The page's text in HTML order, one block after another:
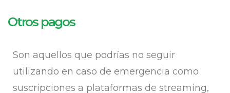
Otros pagos
Son aquellos que podrías no seguir
utilizando en caso de emergencia como
suscripciones a plataformas de streaming,